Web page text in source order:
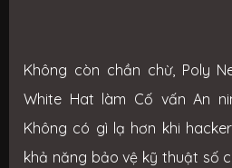
Không còn chần chừ, Poly
White Hat làm Cố vấn An
Không có gì lạ hơn khi
khả năng bảo vệ kỹ thuật số